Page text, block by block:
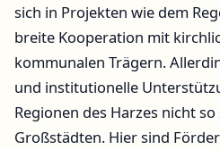
sich in Projekten wie dem
breite Kooperation mit
kommunalen Trägern.
und institutionelle
Regionen des Harzes nicht
Großstädten. Hier sind